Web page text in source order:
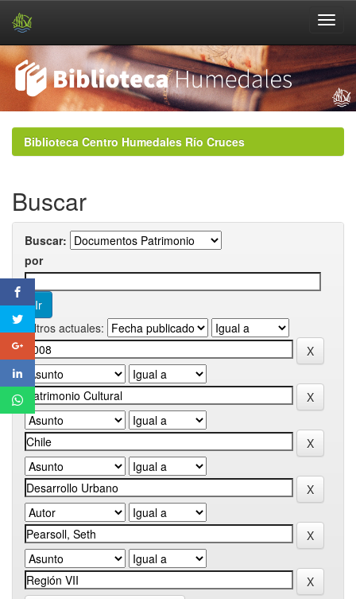
navigationBiblioteca Centro Humedales Río Cruces
Buscar
Buscar:
por
Filtros actuales: